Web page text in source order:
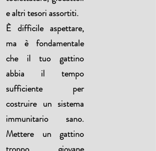
e altri tesori assortiti.
È difficile aspettare,
ma è fondamentale
che il tuo gattino
abbia il tempo
sufficiente per
costruire un sistema
immunitario sano.
Mettere un gattino